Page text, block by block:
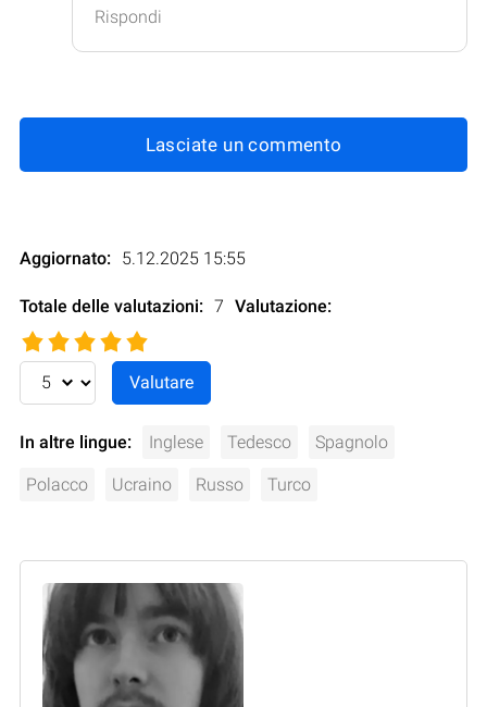
Rispondi
Lasciate un commento
Aggiornato: 5.12.2025 15:55
Totale delle valutazioni: 7 Valutazione:
In altre lingue: Inglese Tedesco Spagnolo
Polacco Ucraino Russo Turco